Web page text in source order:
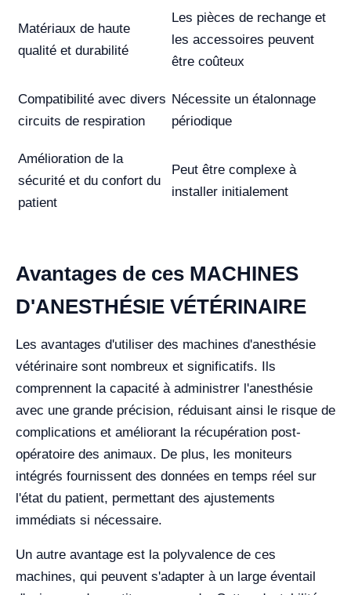
Matériaux de haute
qualité et durabilité
Les pièces de rechange et
les accessoires peuvent
être coûteux
Compatibilité avec divers
circuits de respiration
Nécessite un étalonnage
périodique
Amélioration de la
sécurité et du confort du
patient
Peut être complexe à
installer initialement
Avantages de ces MACHINES
D'ANESTHÉSIE VÉTÉRINAIRE
Les avantages d'utiliser des machines d'anesthésie
vétérinaire sont nombreux et significatifs. Ils
comprennent la capacité à administrer l'anesthésie
avec une grande précision, réduisant ainsi le risque de
complications et améliorant la récupération post-
opératoire des animaux. De plus, les moniteurs
intégrés fournissent des données en temps réel sur
l'état du patient, permettant des ajustements
immédiats si nécessaire.
Un autre avantage est la polyvalence de ces
machines, qui peuvent s'adapter à un large éventail